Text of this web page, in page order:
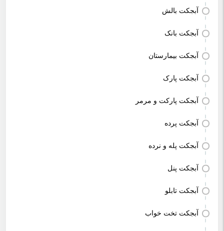
آبجکت بالش
آبجکت بانک
آبجکت بیمارستان
آبجکت پارک
آبجکت پارکت و مرمر
آبجکت پرده
آبجکت پله و نرده
آبجکت پنل
آبجکت تابلو
آبجکت تخت خواب